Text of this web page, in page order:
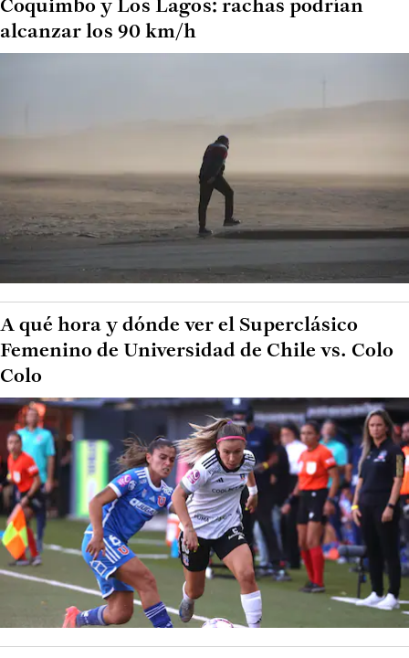
Coquimbo y Los Lagos: rachas podrían
alcanzar los 90 km/h
A qué hora y dónde ver el Superclásico
Femenino de Universidad de Chile vs. Colo
Colo